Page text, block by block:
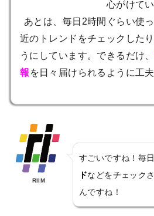
心がけてい
あとは、毎日2時間ぐらい使
近のトレンドをチェックした
うにしています。できるだけ、
報 を日々届けられるように工
RIIM
すごいですね！毎
ドなどをチェック
んですね！